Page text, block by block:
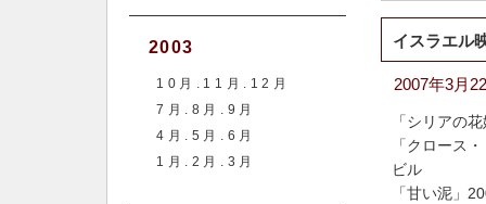
2003
10月.11月.12月
7月.8月.9月
4月.5月.6月
1月.2月.3月
イスラエル
2007年3月
「シリアの
「クロース
ビル
「甘い泥」